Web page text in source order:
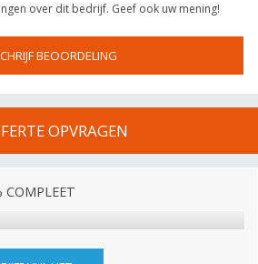
over dit bedrijf. Geef ook uw mening!
BEOORDELING
OPVRAGEN
COMPLEET